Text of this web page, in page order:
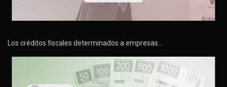
Los créditos fiscales determinados a empresas…